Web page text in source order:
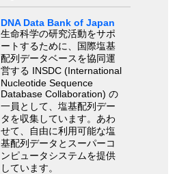
DNA Data Bank of Japan
生命科学の研究活動をサポ
ートするために、国際塩基
配列データベースを協同運
営する INSDC (International
Nucleotide Sequence
Database Collaboration) の
一員として、塩基配列デー
タを収集しています。あわ
せて、自由に利用可能な塩
基配列データとスーパーコ
ンピュータシステムを提供
しています。